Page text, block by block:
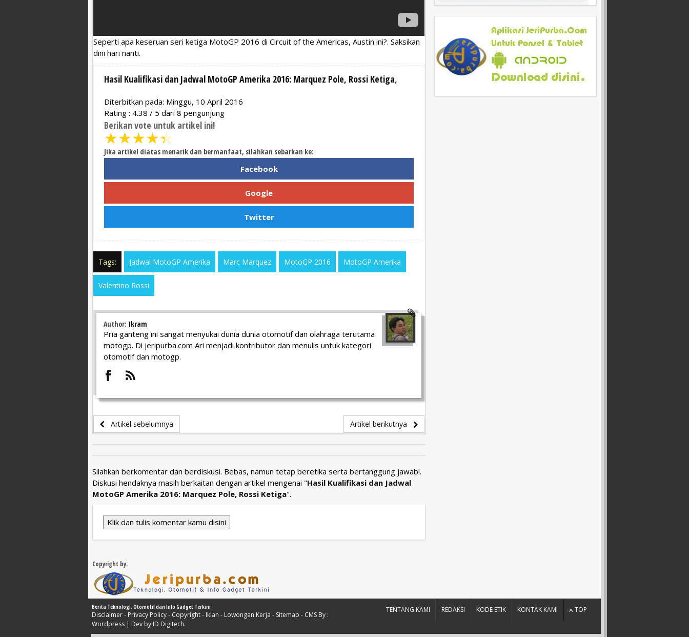
Seperti apa keseruan seri ketiga MotoGP 2016 di Circuit of the Americas, Austin ini?. Saksikan
dini hari nanti.
Hasil Kualifikasi dan Jadwal MotoGP Amerika 2016: Marquez Pole, Rossi Ketiga,
Diterbitkan pada: Minggu, 10 April 2016
Rating : 4.38 / 5 dari 8 pengunjung
Berikan vote untuk artikel ini!
★★★★★
Jika artikel diatas menarik dan bermanfaat, silahkan sebarkan ke:
Facebook
Google
Twitter
Tags: Jadwal MotoGP Amerika Marc Marquez MotoGP 2016 MotoGP Amerika
Valentino Rossi
Author: Ikram
Pria ganteng ini sangat menyukai dunia dunia otomotif dan olahraga terutama
motogp. Di jeripurba.com Ari menjadi kontributor dan menulis untuk kategori
otomotif dan motogp.
Artikel sebelumnya Artikel berikutnya
Silahkan berkomentar dan berdiskusi. Bebas, namun tetap beretika serta bertanggung jawab!.
Diskusi hendaknya masih berkaitan dengan artikel mengenai "Hasil Kualifikasi dan Jadwal
MotoGP Amerika 2016: Marquez Pole, Rossi Ketiga".
Klik dan tulis komentar kamu disini
Copyright by:
Berita Teknologi, Otomotif dan Info Gadget Terkini
Disclaimer- Privacy Policy- Copyright- Iklan - Lowongan Kerja - Sitemap - CMS By :
Wordpress | Dev by ID Digitech.
TENTANG KAMI REDAKSI KODE ETIK KONTAK KAMI TOP